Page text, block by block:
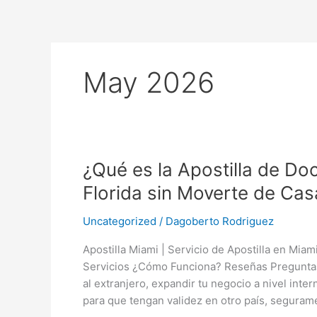
May 2026
¿Qué es la Apostilla de
Florida sin Moverte de
Uncategorized / Dagoberto Rodriguez
Apostilla Miami | Servicio de Apostilla en
Servicios ¿Cómo Funciona? Reseñas
al extranjero, expandir tu negocio a nivel
para que tengan validez en otro país,
¿Qué
es
la
Apostilla
Documentos
y
Cómo
Tramitarla